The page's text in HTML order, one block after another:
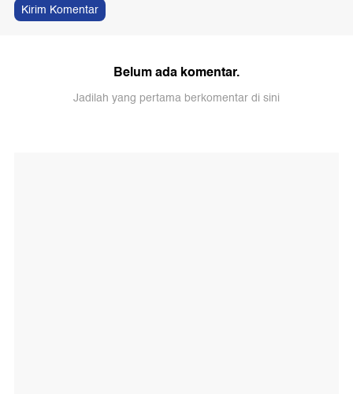
Kirim Komentar
Belum ada komentar.
Jadilah yang pertama berkomentar di sini